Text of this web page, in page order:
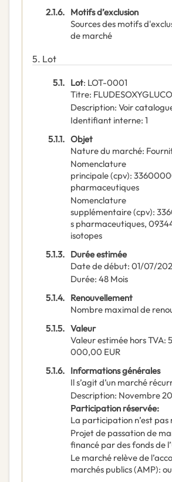
2.1.6. Motifs d’exclusion
Sources des motifs
de marché
5. Lot
5.1. Lot: LOT-0001
Titre:
Description: Voir
Identifiant interne: 1
5.1.1. Objet
Nature du marché:
Nomenclature
principale(cpv):
pharmaceutiques
Nomenclature
supplémentaire(cpv):
s pharmaceutiques,
isotopes
5.1.3. Durée estimée
Date de début: 01/07/
Durée: 48 Mois
5.1.4. Renouvellement
Nombre maximal de
5.1.5. Valeur
Valeur estimée hors TVA:
000,00 EUR
5.1.6. Informations générales
Il s’agit d’un marché
Description: Novembre
Participation réservée:
La participation n’est pas
Projet de passation de
financé par des fonds de
Le marché relève de
marchés publics (AMP):